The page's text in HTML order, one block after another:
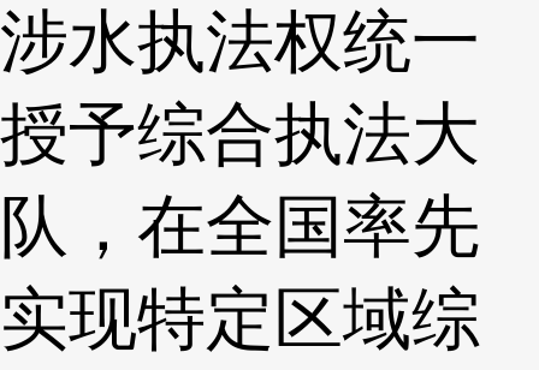
涉水执法权统一
授予综合执法大
队，在全国率先
实现特定区域综